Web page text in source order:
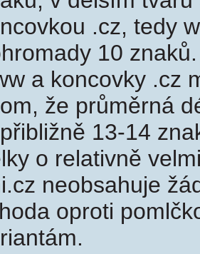
.cz, tedy
10
a koncovky .cz
že průměrná
13-14
o relativně
neobsahuje
oproti